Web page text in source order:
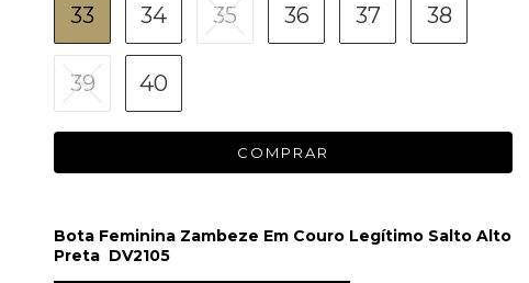
33 34 35 36 37 38
39 40
Bota Feminina Zambeze Em Couro Legítimo Salto Alto
Preta DV2105